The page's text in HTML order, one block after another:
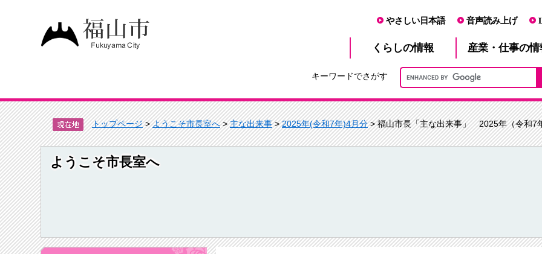
やさしい日本語 音声読み上げ
くらしの情報 産業・仕事の情
キーワードでさがす
トップページ>ようこそ市長室へ>主な出来事>2025年(令和7年)4月分> 福山市長「主な出来事」 2025年（令和7
ようこそ市長室へ